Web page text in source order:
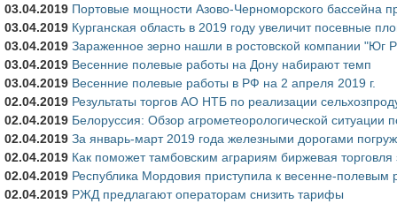
03.04.2019 Портовые мощности Азово-Черноморского бассейна
03.04.2019 Курганская область в 2019 году увеличит посевные
03.04.2019 Зараженное зерно нашли в ростовской компании "Юг
03.04.2019 Весенние полевые работы на Дону набирают темп
03.04.2019 Весенние полевые работы в РФ на 2 апреля 2019 г.
02.04.2019 Результаты торгов АО НТБ по реализации
02.04.2019 Белоруссия: Обзор агрометеорологической ситуации
02.04.2019 За январь-март 2019 года железными дорогами
02.04.2019 Как поможет тамбовским аграриям биржевая торговля
02.04.2019 Республика Мордовия приступила к весенне-полевым
02.04.2019 РЖД предлагают операторам снизить тарифы